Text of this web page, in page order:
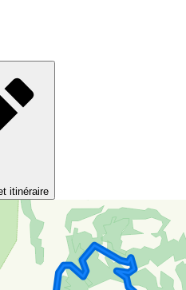
itinéraire